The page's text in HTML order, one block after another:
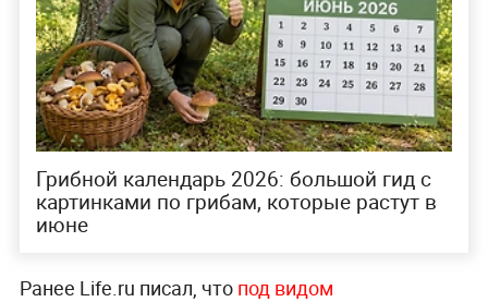
Грибной календарь 2026: большой гид с
картинками по грибам, которые растут в
июне
Ранее Life.ru писал, чтопод видом